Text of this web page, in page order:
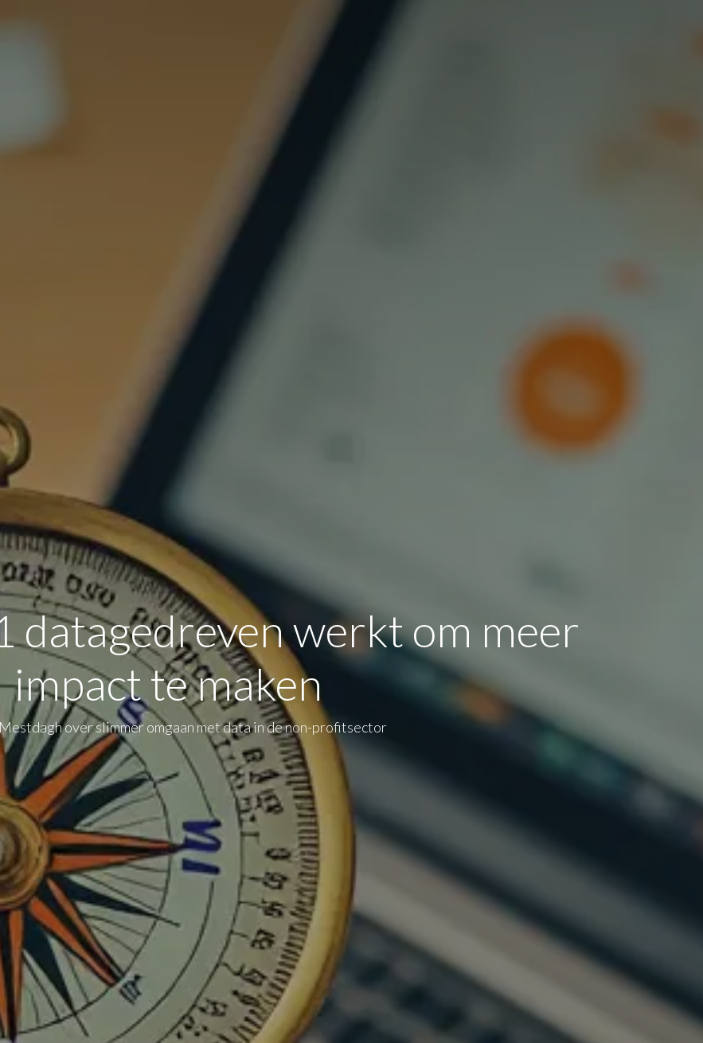
datagedreven werkt om meer
impact te maken
over slimmer omgaan met data in de non-profitsector